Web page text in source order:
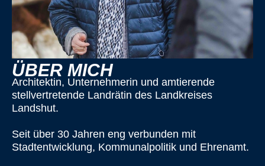
ÜBER MICH
Architektin, Unternehmerin und amtierende
stellvertretende Landrätin des Landkreises
Landshut.
Seit über 30 Jahren eng verbunden mit
Stadtentwicklung, Kommunalpolitik und Ehrenamt.